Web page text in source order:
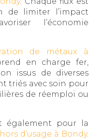
de limiter l’impact
l’économie
de métaux à
en charge fer,
issus de diverses
triés avec soin pour
de réemploi ou
également pour la
d’usage à Bondy.